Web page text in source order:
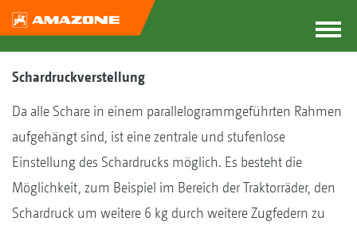
Schardruckverstellung
Da alle Schare in einem parallelogrammgeführten Rahmen
aufgehängt sind, ist eine zentrale und stufenlose
Einstellung des Schardrucks möglich. Es besteht die
Möglichkeit, zum Beispiel im Bereich der Traktorräder, den
Schardruck um weitere 6 kg durch weitere Zugfedern zu